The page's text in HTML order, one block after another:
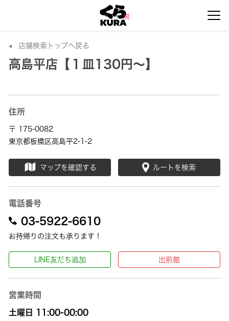
店舗検索トップへ戻る
高島平店【１皿130円～】
住所
〒 175-0082
東京都板橋区高島平2-1-2
マップを確認する ルートを検索
電話番号
03-5922-6610
お持帰りの注文も承ります！
LINE友だち追加 出前館
営業時間
土曜日 11:00-00:00